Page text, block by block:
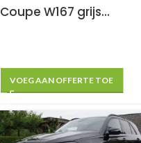
Coupe W167 grijs
VOEG AAN OFFERTE TOE